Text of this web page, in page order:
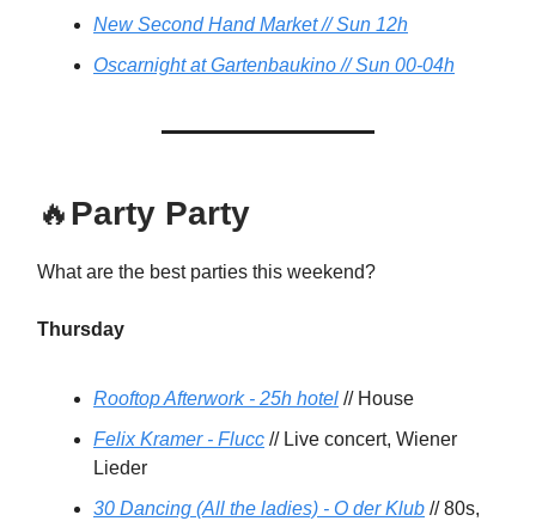
New Second Hand Market // Sun 12h
Oscarnight at Gartenbaukino // Sun 00-04h
🔥Party Party
What are the best parties this weekend?
Thursday
Rooftop Afterwork - 25h hotel // House
Felix Kramer - Flucc // Live concert, Wiener
Lieder
30 Dancing (All the ladies) - O der Klub // 80s,